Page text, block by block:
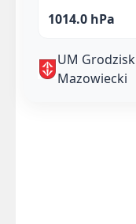
1014.0 hPa
UM Grodzisk
Mazowiecki